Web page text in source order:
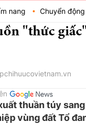
nang Chuyển
"thức
thuần túy
vùng đất Tổ